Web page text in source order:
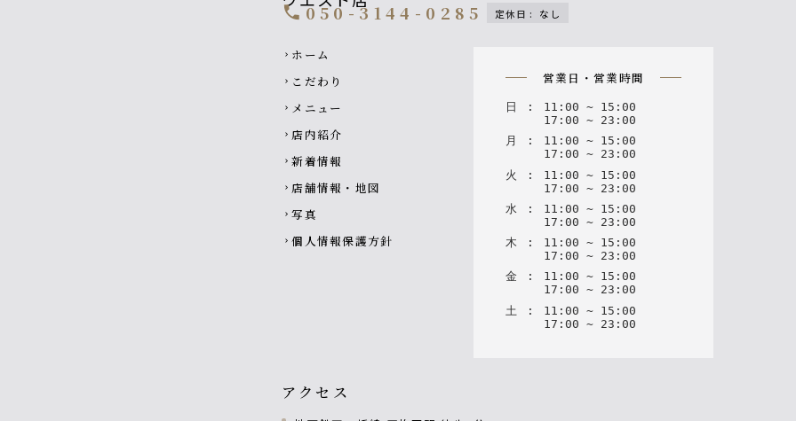
call050-3144-0285 定休日 : なし
Footer navigation
chevron_right ホーム
chevron_right こだわり
chevron_right メニュー
chevron_right 店内紹介
chevron_right 新着情報
chevron_right 店舗情報・地図
chevron_right 写真
chevron_right 個人情報保護方針
営業日・営業時間
日 : 11 : 00 ~ 15 : 00
17 : 00 ~ 23 : 00
月
: 11 : 00 ~ 15 : 00
17 : 00 ~ 23 : 00
火
: 11 : 00 ~ 15 : 00
17 : 00 ~ 23 : 00
水
: 11 : 00 ~ 15 : 00
17 : 00 ~ 23 : 00
木
: 11 : 00 ~ 15 : 00
17 : 00 ~ 23 : 00
金
: 11 : 00 ~ 15 : 00
17 : 00 ~ 23 : 00
土
: 11 : 00 ~ 15 : 00
17 : 00 ~ 23 : 00
アクセス